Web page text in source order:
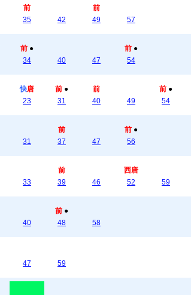
前
35
42
前
49
57
前 ●
34
40 47
前 ●
54
快唐
23
前 ●
31
前
40
49
前 ●
54
31
前
37
47
前 ●
56
33
前
39
46
西唐
52
59
40
前 ●
48
58
47 59